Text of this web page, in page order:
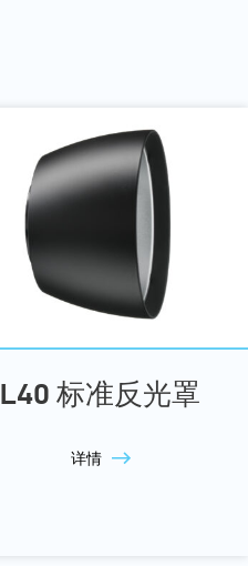
L40 标准反光罩
详情